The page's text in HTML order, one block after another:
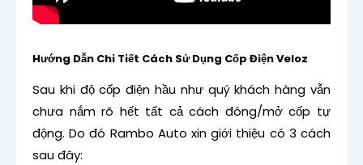
Hướng Dẫn Chi Tiết Cách Sử Dụng Cốp Điện Veloz
Sau khi độ cốp điện hầu như quý khách hàng vẫn
chưa nắm rõ hết tất cả cách đóng/mở cốp tự
động. Do đó Rambo Auto xin giới thiệu có 3 cách
sau đây: